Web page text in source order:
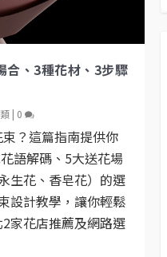
合、3種花材、3步驟
| 0
？這篇指南提供你
語解碼、5大送花場
生花、香皂花）的選
設計教學，讓你輕鬆
家花店推薦及網路選